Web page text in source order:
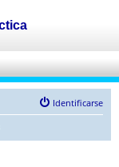
Identificarse